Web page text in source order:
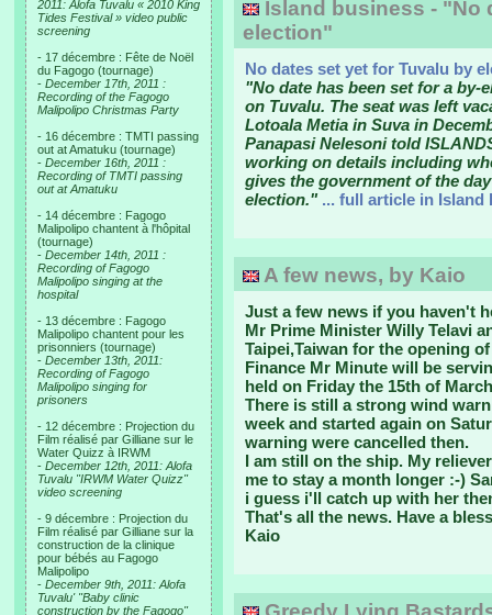
2011: Alofa Tuvalu « 2010 King
Tides Festival » video public
screening
- 17 décembre : Fête de Noël
du Fagogo (tournage)
- December 17th, 2011 :
Recording of the Fagogo
Malipolipo Christmas Party
- 16 décembre : TMTI passing
out at Amatuku (tournage)
- December 16th, 2011 :
Recording of TMTI passing
out at Amatuku
- 14 décembre : Fagogo
Malipolipo chantent à l'hôpital
(tournage)
- December 14th, 2011 :
Recording of Fagogo
Malipolipo singing at the
hospital
- 13 décembre : Fagogo
Malipolipo chantent pour les
prisonniers (tournage)
- December 13th, 2011:
Recording of Fagogo
Malipolipo singing for
prisoners
- 12 décembre : Projection du
Film réalisé par Gilliane sur le
Water Quizz à IRWM
- December 12th, 2011: Alofa
Tuvalu "IRWM Water Quizz"
video screening
- 9 décembre : Projection du
Film réalisé par Gilliane sur la
construction de la clinique
pour bébés au Fagogo
Malipolipo
- December 9th, 2011: Alofa
Tuvalu' "Baby clinic
construction by the Fagogo"
Island business - "No
election"
No dates set yet for Tuvalu by
"No date has been set for a by-
on Tuvalu. The seat was left
Lotoala Metia in Suva in
Panapasi Nelesoni told
working on details including
gives the government of the
election." ... full article in Island
A few news, by Kaio
Just a few news if you haven't
Mr Prime Minister Willy Telavi
Taipei,Taiwan for the opening
Finance Mr Minute will be
held on Friday the 15th of
There is still a strong wind
week and started again on
warning were cancelled then.
I am still on the ship. My
me to stay a month longer :-)
i guess i'll catch up with her
That's all the news. Have a
Kaio